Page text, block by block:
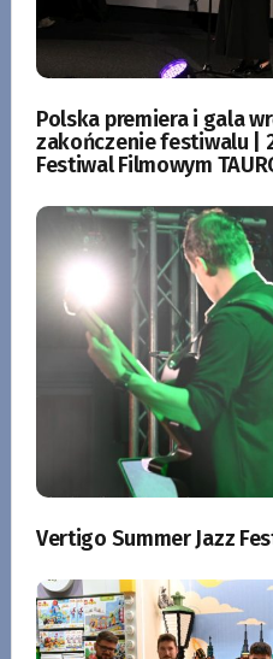
Polska premiera i gala
zakończenie festiwalu |
Festiwal Filmowym
Vertigo Summer Jazz